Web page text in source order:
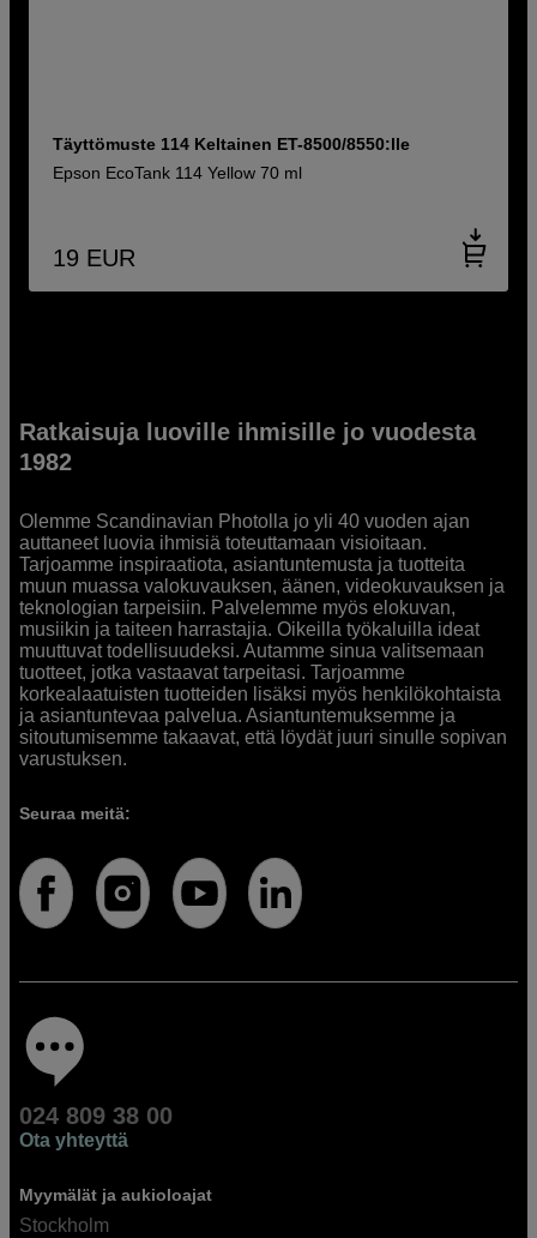
Täyttömuste 114 Keltainen ET-8500/8550:lle
Epson EcoTank 114 Yellow 70 ml
19 EUR
Ratkaisuja luoville ihmisille jo vuodesta
1982
Olemme Scandinavian Photolla jo yli 40 vuoden ajan
auttaneet luovia ihmisiä toteuttamaan visioitaan.
Tarjoamme inspiraatiota, asiantuntemusta ja tuotteita
muun muassa valokuvauksen, äänen, videokuvauksen ja
teknologian tarpeisiin. Palvelemme myös elokuvan,
musiikin ja taiteen harrastajia. Oikeilla työkaluilla ideat
muuttuvat todellisuudeksi. Autamme sinua valitsemaan
tuotteet, jotka vastaavat tarpeitasi. Tarjoamme
korkealaatuisten tuotteiden lisäksi myös henkilökohtaista
ja asiantuntevaa palvelua. Asiantuntemuksemme ja
sitoutumisemme takaavat, että löydät juuri sinulle sopivan
varustuksen.
Seuraa meitä:
024 809 38 00
Ota yhteyttä
Myymälät ja aukioloajat
Stockholm